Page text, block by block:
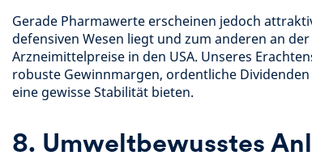
Gerade Pharmawerte erscheinen jedoch
defensiven Wesen liegt und zum anderen an
Arzneimittelpreise in den USA. Unseres
robuste Gewinnmargen, ordentliche
eine gewisse Stabilität bieten.
8. Umweltbewusstes